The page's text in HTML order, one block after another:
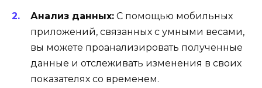
Анализ данных: С помощью мобильных
приложений, связанных с умными весами,
вы можете проанализировать полученные
данные и отслеживать изменения в своих
показателях со временем.